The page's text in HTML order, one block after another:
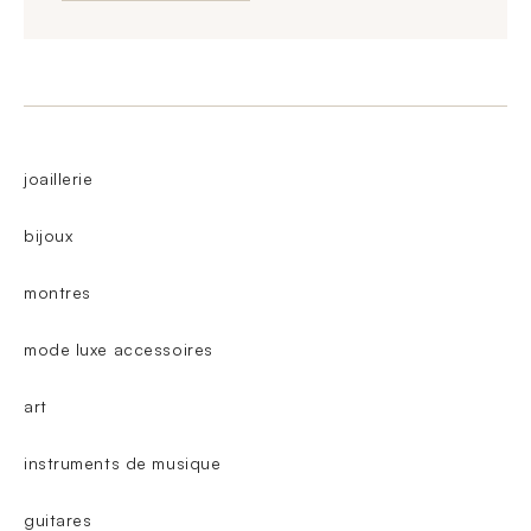
joaillerie
bijoux
montres
mode luxe accessoires
art
instruments de musique
guitares